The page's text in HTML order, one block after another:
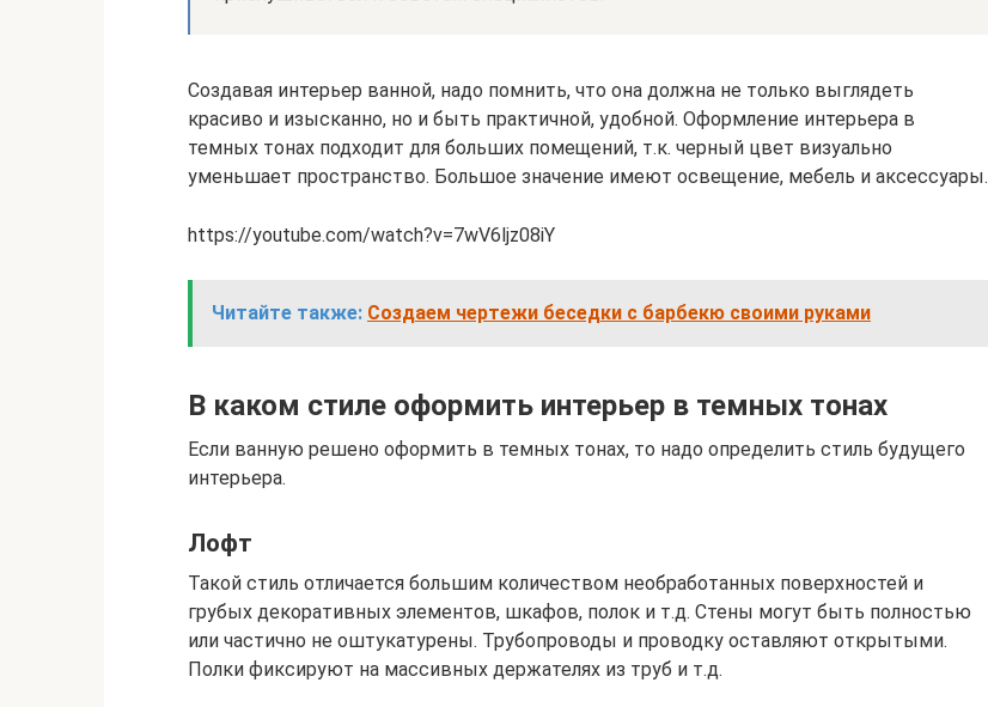
Создавая интерьер ванной, надо помнить, что она должна не только выглядеть
красиво и изысканно, но и быть практичной, удобной. Оформление интерьера в
темных тонах подходит для больших помещений, т.к. черный цвет визуально
уменьшает пространство. Большое значение имеют освещение, мебель и аксессуары.
https://youtube.com/watch?v=7wV6ljz08iY
Читайте также: Создаем чертежи беседки с барбекю своими руками
В каком стиле оформить интерьер в темных тонах
Если ванную решено оформить в темных тонах, то надо определить стиль будущего
интерьера.
Лофт
Такой стиль отличается большим количеством необработанных поверхностей и
грубых декоративных элементов, шкафов, полок и т.д. Стены могут быть полностью
или частично не оштукатурены. Трубопроводы и проводку оставляют открытыми.
Полки фиксируют на массивных держателях из труб и т.д.